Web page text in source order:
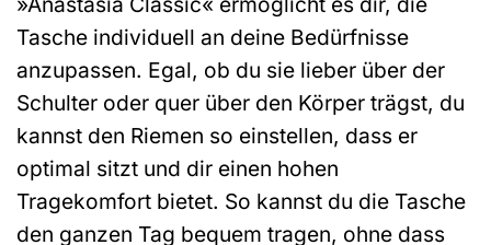
Tasche individuell an deine Bedürfnisse
anzupassen. Egal, ob du sie lieber über der
Schulter oder quer über den Körper trägst, du
kannst den Riemen so einstellen, dass er
optimal sitzt und dir einen hohen
Tragekomfort bietet. So kannst du die Tasche
den ganzen Tag bequem tragen, ohne dass